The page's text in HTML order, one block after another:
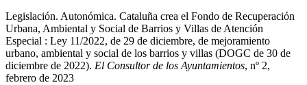
Legislación. Autonómica. Cataluña crea el Fondo de Recuperación
Urbana, Ambiental y Social de Barrios y Villas de Atención
Especial : Ley 11/2022, de 29 de diciembre, de mejoramiento
urbano, ambiental y social de los barrios y villas (DOGC de 30 de
diciembre de 2022). El Consultor de los Ayuntamientos, nº 2,
febrero de 2023